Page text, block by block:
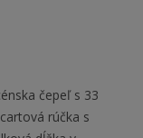
čepeľ s 33
rúčka s